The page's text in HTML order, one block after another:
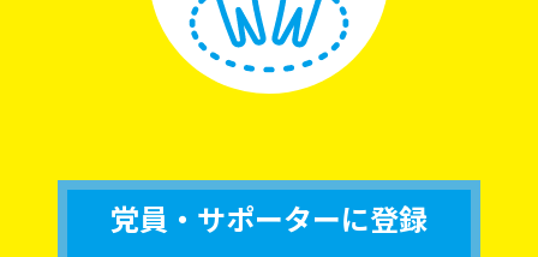
党員・サポーターに登録